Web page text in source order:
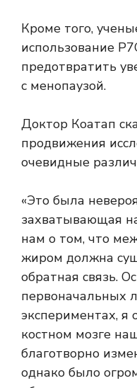
Кроме того,
использование
предотвратить
с менопаузой.
Доктор Коатап
продвижения
очевидные
«Это была
захватывающая
нам о том, что
жиром должна
обратная связь.
первоначальных
экспериментах, я
костном мозге
благотворно
однако было